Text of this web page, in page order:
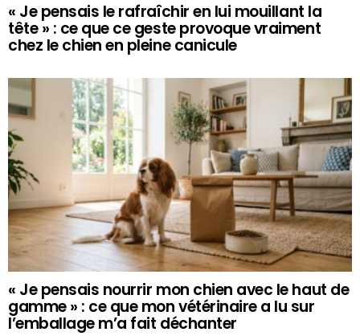
« Je pensais le rafraîchir en lui mouillant la
tête » : ce que ce geste provoque vraiment
chez le chien en pleine canicule
« Je pensais nourrir mon chien avec le haut de
gamme » : ce que mon vétérinaire a lu sur
l’emballage m’a fait déchanter